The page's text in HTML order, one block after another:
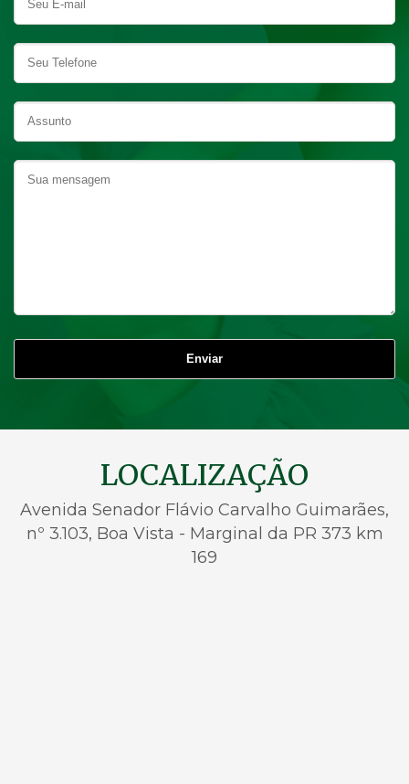
LOCALIZAÇÃO
Avenida Senador Flávio Carvalho Guimarães,
nº 3.103, Boa Vista - Marginal da PR 373 km
169